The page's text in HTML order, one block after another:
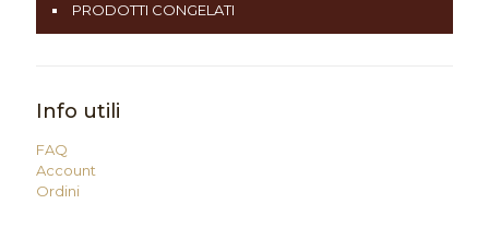
PRODOTTI CONGELATI
Info utili
FAQ
Account
Ordini